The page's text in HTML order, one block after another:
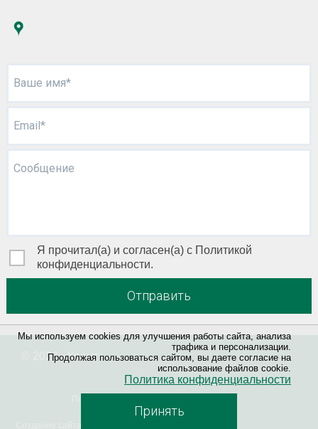
Мы используем cookies для улучшения работы сайта, анализа
трафика и персонализации.
Продолжая пользоваться сайтом, вы даете согласие на
использование файлов cookie.
Политика конфиденциальности
Принять
Ваше имя*
Email*
Сообщение
Я прочитал(а) и согласен(а) с Политикой
конфиденциальности.
Отправить
© 2026 «Квант »